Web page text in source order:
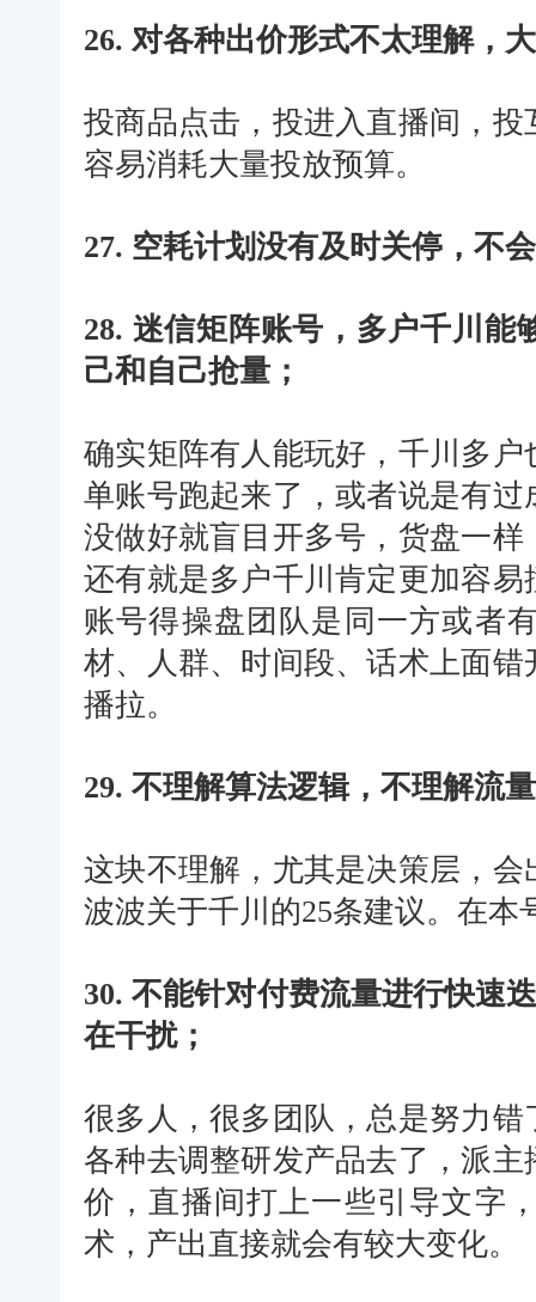
26. 对各种出价形式不太理解，
投商品点击，投进入直播间，
容易消耗大量投放预算。
27. 空耗计划没有及时关停，不
28. 迷信矩阵账号，多户千川能
己和自己抢量；
确实矩阵有人能玩好，千川多
单账号跑起来了，或者说是有
没做好就盲目开多号，货盘一
还有就是多户千川肯定更加容
账号得操盘团队是同一方或者
材、人群、时间段、话术上面
播拉。
29. 不理解算法逻辑，不理解流
这块不理解，尤其是决策层，
波波关于千川的25条建议。在本
30. 不能针对付费流量进行快速
在干扰；
很多人，很多团队，总是努力
各种去调整研发产品去了，派
价，直播间打上一些引导文字
术，产出直接就会有较大变化。